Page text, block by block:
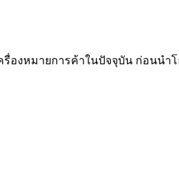
มายการค้าในปัจจุบัน ก่อนนำโล